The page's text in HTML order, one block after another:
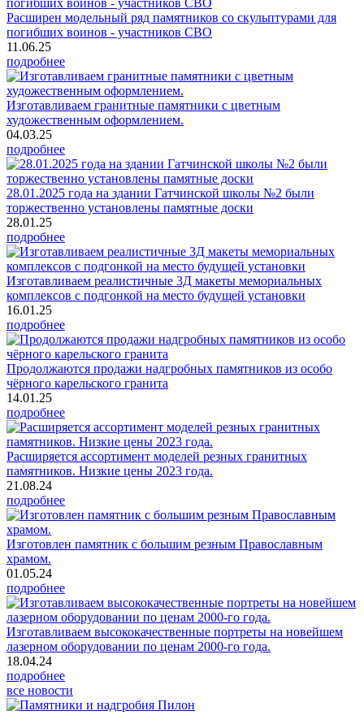
Расширен модельный ряд памятников со скульптурами для
погибших воинов - участников СВО
11.06.25
подробнее
Изготавливаем гранитные памятники с цветным
художественным оформлением.
04.03.25
подробнее
28.01.2025 года на здании Гатчинской школы №2 были
торжественно установлены памятные доски
28.01.25
подробнее
Изготавливаем реалистичные 3Д макеты мемориальных
комплексов с подгонкой на место будущей установки
16.01.25
подробнее
Продолжаются продажи надгробных памятников из особо
чёрного карельского гранита
14.01.25
подробнее
Расширяется ассортимент моделей резных гранитных
памятников. Низкие цены 2023 года.
21.08.24
подробнее
Изготовлен памятник с большим резным Православным
храмом.
01.05.24
подробнее
Изготавливаем высококачественные портреты на новейшем
лазерном оборудовании по ценам 2000-го года.
18.04.24
подробнее
все новости